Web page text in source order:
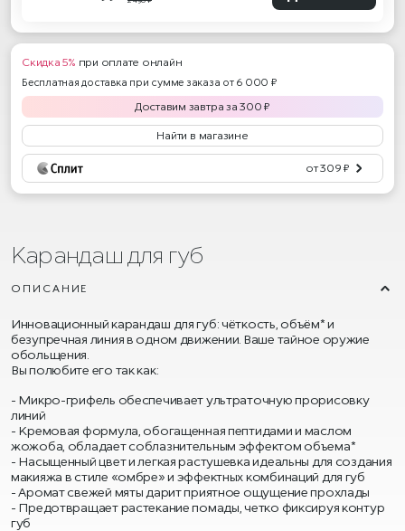
Скидка 5% при оплате онлайн
Бесплатная доставка при сумме заказа от 6 000 ₽
Доставим завтра за300 ₽
Найти в магазине
от 309 ₽
Карандаш для губ
ОПИСАНИЕ
Инновационный карандаш для губ: чёткость, объём* и
безупречная линия в одном движении. Ваше тайное оружие
обольщения.
Вы полюбите его так как:
Микро-грифель обеспечивает ультраточную прорисовку
линий
Кремовая формула, обогащенная пептидами и маслом
жожоба, обладает соблазнительным эффектом объема*
Насыщенный цвет и легкая растушевка идеальны для создания
макияжа в стиле «омбре» и эффектных комбинаций для губ
Аромат свежей мяты дарит приятное ощущение прохлады
Предотвращает растекание помады, четко фиксируя контур
губ